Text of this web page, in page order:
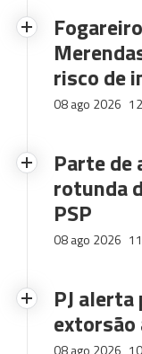
risco de
08 ago 2026
Parte de
rotunda
PSP
08 ago 2026
PJ
extorsão
08 ago 2026